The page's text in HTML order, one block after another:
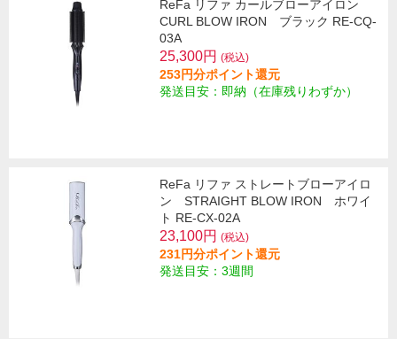
ReFa リファ カールブローアイロン
CURL BLOW IRON ブラック RE-CQ-
03A
25,300円 (税込)
253円分ポイント還元
発送目安：即納（在庫残りわずか）
ReFa リファ ストレートブローアイロ
ン STRAIGHT BLOW IRON ホワイ
ト RE-CX-02A
23,100円 (税込)
231円分ポイント還元
発送目安：3週間